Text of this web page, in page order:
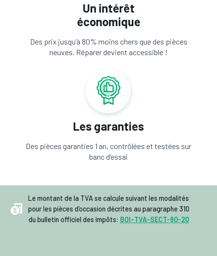
Un intérêt
économique
Des prix jusqu’à 80% moins chers que des pièces
neuves. Réparer devient accessible !
Les garanties
Des pièces garanties 1 an, contrôlées et testées sur
banc d’essai
Le montant de la TVA se calcule suivant les modalités
pour les pièces d’occasion décrites au paragraphe 310
du bulletin officiel des impôts: BOI-TVA-SECT-90-20